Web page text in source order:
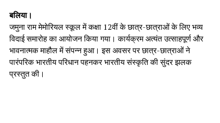
बलिया।
जमुना राम मेमोरियल स्कूल में कक्षा 12वीं के छात्र-छात्राओं के लिए भव्य
विदाई समारोह का आयोजन किया गया। कार्यक्रम अत्यंत उत्साहपूर्ण और
भावनात्मक माहौल में संपन्न हुआ। इस अवसर पर छात्र-छात्राओं ने
पारंपरिक भारतीय परिधान पहनकर भारतीय संस्कृति की सुंदर झलक
प्रस्तुत की।